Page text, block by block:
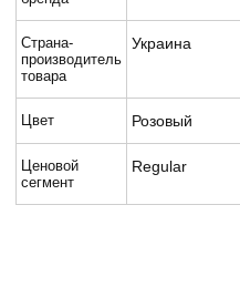
Страна-
производитель
товара
Украина
Цвет Розовый
Ценовой
сегмент
Regular